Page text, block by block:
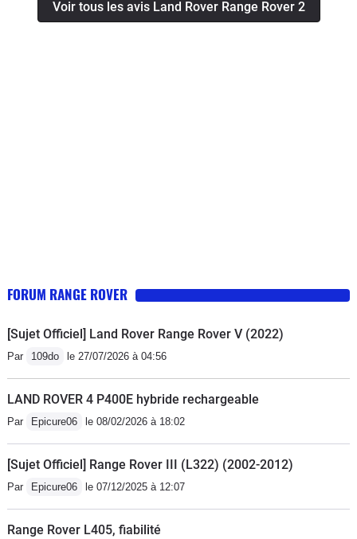
HS,j'ai changer le radiateur eau qui à
beaucoup de pistes sans casse.
Voir tous les avis Land Rover Range Rover 2
FORUM RANGE ROVER
[Sujet Officiel] Land Rover Range Rover V (2022)
Par 109do le 27/07/2026 à 04:56
LAND ROVER 4 P400E hybride rechargeable
Par Epicure06 le 08/02/2026 à 18:02
[Sujet Officiel] Range Rover III (L322) (2002-2012)
Par Epicure06 le 07/12/2025 à 12:07
Range Rover L405, fiabilité